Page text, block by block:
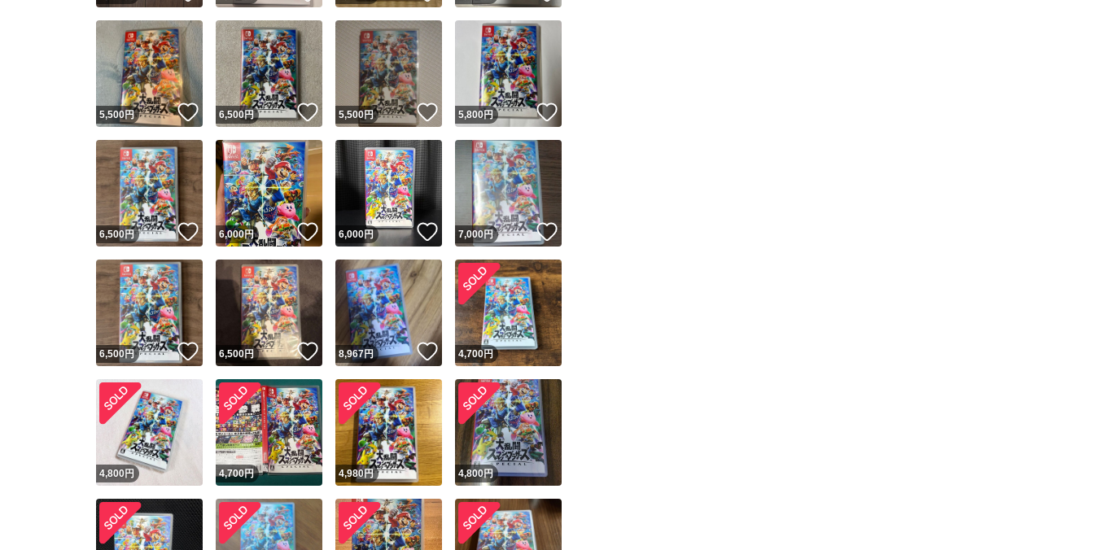
5,500円 いいね！
6,500円 いいね！
5,500円 いいね！
5,800円
6,500円 いいね！
6,000円 いいね！
6,000円 いいね！
7,000円
6,500円 いいね！
6,500円 いいね！
8,967円 いいね！
4,700円
4,800円 4,700円 4,980円 4,800円